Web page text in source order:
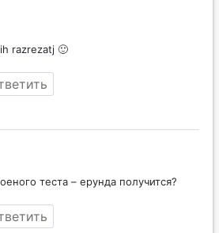
razrezatj 🙂
теста – ерунда получится?